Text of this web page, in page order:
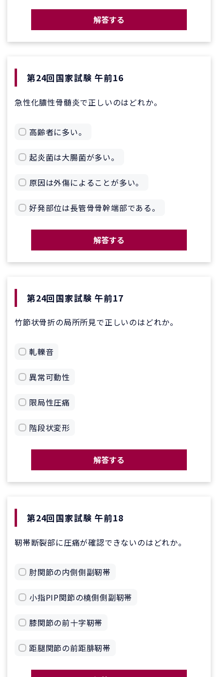
解答する
第24回国家試験 午前16
急性化膿性骨髄炎で正しいのはどれか。
高齢者に多い。
起炎菌は大腸菌が多い。
原因は外傷によることが多い。
好発部位は長管骨骨幹端部である。
解答する
第24回国家試験 午前17
竹節状骨折の局所所見で正しいのはどれか。
軋轢音
異常可動性
限局性圧痛
階段状変形
解答する
第24回国家試験 午前18
靭帯断裂部に圧痛が確認できないのはどれか。
肘関節の内側側副靭帯
小指PIP関節の橈側側副靭帯
膝関節の前十字靭帯
距腿関節の前距腓靭帯